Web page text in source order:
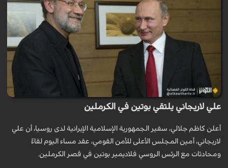
علي لاريجاني يلتقي بوتين في الكرملين
أعلن كاظم جلالي، سفير الجمهورية الإسلامية الإيرانية لدى روسيا، أن علي
لاريجاني، أمين المجلس الأعلى للأمن القومي، عقد مساء اليوم لقاءً
ومحادثات مع الرئس الروسي فلاديمير بوتين في قصر الكرملين.